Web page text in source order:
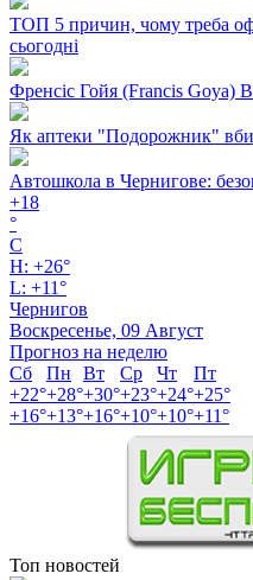
ТОП 5 причин, чому треба
сьогодні
Френсіс Гойя (Francis Goya)
Як аптеки "Подорожник"
Автошкола в Чернигове:
+18
°
C
H: +26°
L: +11°
Чернигов
Воскресенье, 09 Август
Прогноз на неделю
Сб
Пн Вт Ср Чт
Пт
+22°+28°+30°+23°+24°+25°
+16°+13°+16°+10°+10°+11°
Топ новостей